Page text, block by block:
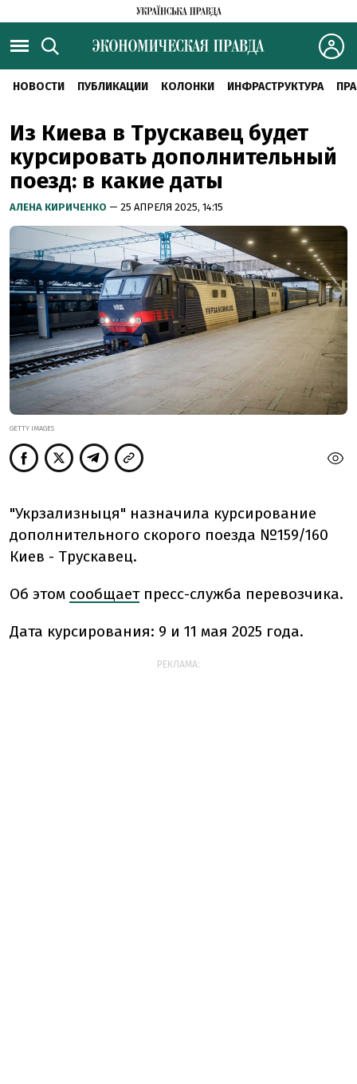
НОВОСТИ ПУБЛИКАЦИИ КОЛОНКИ ИНФРАСТРУКТУРА
Из Киева в Трускавец будет
курсировать дополнительный
поезд: в какие даты
АЛЕНА КИРИЧЕНКО — 25 АПРЕЛЯ 2025, 14:15
GETTY IMAGES
"Укрзализныця" назначила курсирование
дополнительного скорого поезда №159/160
Киев - Трускавец.
Об этом сообщаетпресс-служба перевозчика.
Дата курсирования: 9 и 11 мая 2025 года.
РЕКЛАМА: